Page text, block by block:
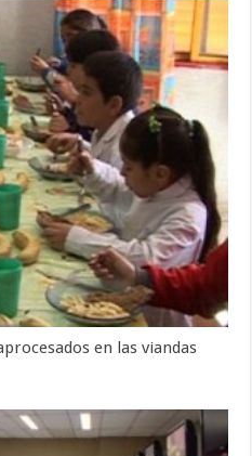
en las viandas